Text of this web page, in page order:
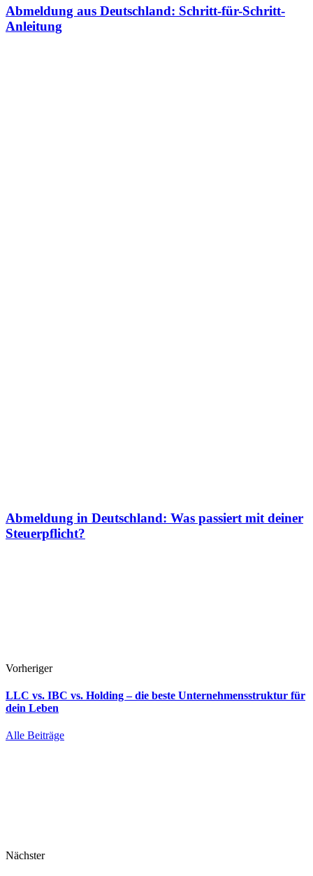
Abmeldung aus Deutschland: Schritt-für-Schritt-
Anleitung
Abmeldung in Deutschland: Was passiert mit deiner
Steuerpflicht?
Vorheriger
LLC vs. IBC vs. Holding – die beste Unternehmensstruktur für
dein Leben
Alle Beiträge
Nächster